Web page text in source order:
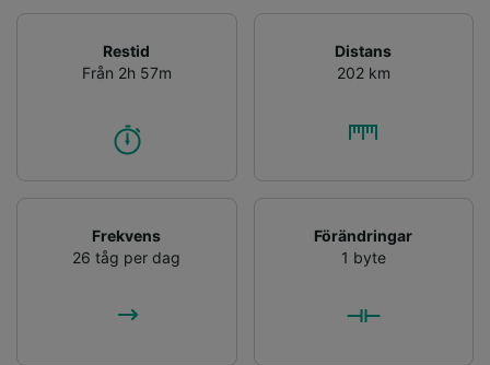
Restid
Från 2h 57m
Distans
202 km
Frekvens
26 tåg per dag
Förändringar
1 byte